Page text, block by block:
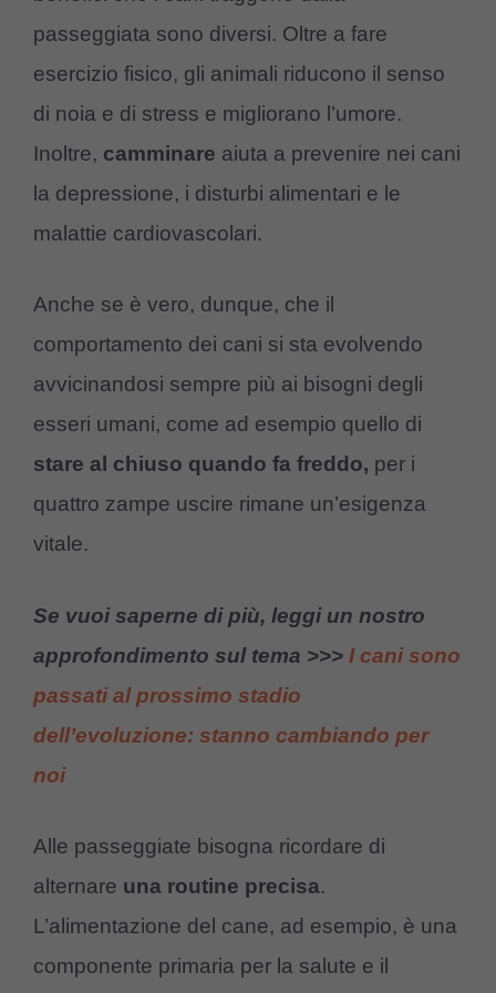
passeggiata sono diversi. Oltre a fare
esercizio fisico, gli animali riducono il senso
di noia e di stress e migliorano l’umore.
Inoltre, camminare aiuta a prevenire nei cani
la depressione, i disturbi alimentari e le
malattie cardiovascolari.
Anche se è vero, dunque, che il
comportamento dei cani si sta evolvendo
avvicinandosi sempre più ai bisogni degli
esseri umani, come ad esempio quello di
stare al chiuso quando fa freddo, per i
quattro zampe uscire rimane un’esigenza
vitale.
Se vuoi saperne di più, leggi un nostro
approfondimento sul tema >>> I cani sono
passati al prossimo stadio
dell’evoluzione: stanno cambiando per
noi
Alle passeggiate bisogna ricordare di
alternare una routine precisa.
L’alimentazione del cane, ad esempio, è una
componente primaria per la salute e il